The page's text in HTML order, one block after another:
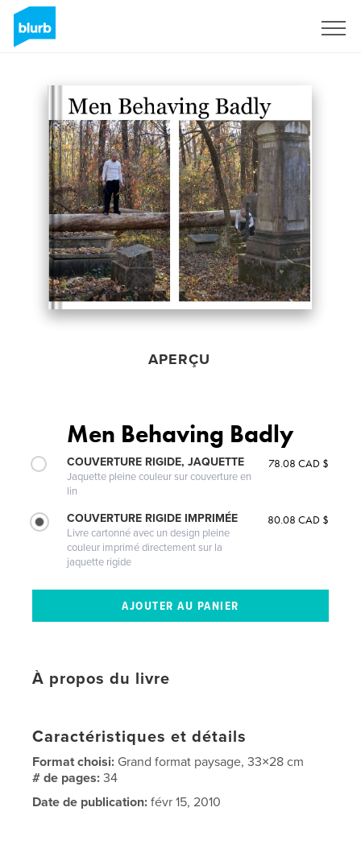
APERÇU
Men Behaving Badly
COUVERTURE RIGIDE, JAQUETTE
Jaquette pleine couleur sur couverture en
lin
78.08 CAD $
COUVERTURE RIGIDE IMPRIMÉE
Livre cartonné avec un design pleine
couleur imprimé directement sur la
jaquette rigide
80.08 CAD $
À propos du livre
Caractéristiques et détails
Format choisi: Grand format paysage, 33×28 cm
# de pages:34
Date de publication: févr 15, 2010